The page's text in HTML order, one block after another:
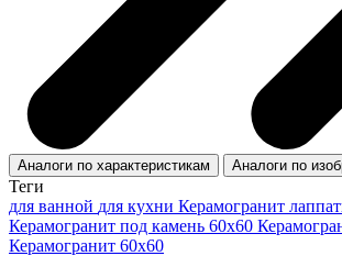
Аналоги по характеристикам Аналоги по
Теги
для ванной для кухни Керамогранит
Керамогранит под камень 60x60
Керамогранит 60x60